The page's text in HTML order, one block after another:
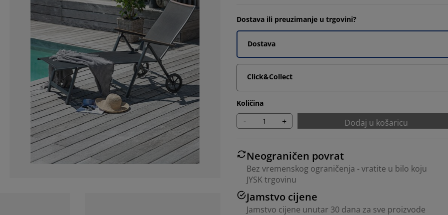
Dostava ili preuzimanje u trgovini?
Dostava
Click&Collect
Količina
- + Dodaj u košaricu
Neograničen povrat
Bez vremenskog ograničenja - vratite u bilo koju
JYSK trgovinu
Jamstvo cijene
Jamstvo cijene unutar 30 dana za sve proizvode
4.761904761904762%